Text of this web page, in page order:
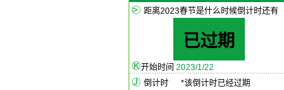
距离2023春节是什么时候倒计时还有
已过期
开始时间 2023/1/22
倒计时
*该倒计时已经过期